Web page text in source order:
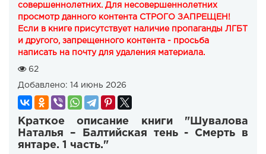
совершеннолетних. Для несовершеннолетних
просмотр данного контента СТРОГО ЗАПРЕЩЕН!
Если в книге присутствует наличие пропаганды ЛГБТ
и другого, запрещенного контента - просьба
написать на почту для удаления материала.
62
Добавлено: 14 июнь 2026
Краткое описание книги "Шувалова
Наталья – Балтийская тень - Смерть в
янтаре. 1 часть."